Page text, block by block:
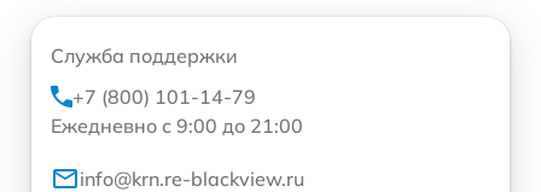
Служба поддержки
+7 (800) 101-14-79
Ежедневно с 9:00 до 21:00
info@krn.re-blackview.ru